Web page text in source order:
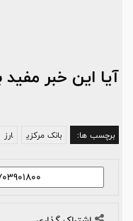
آیا این خبر مفید
برچسب ها: بانک مرکزی ارز